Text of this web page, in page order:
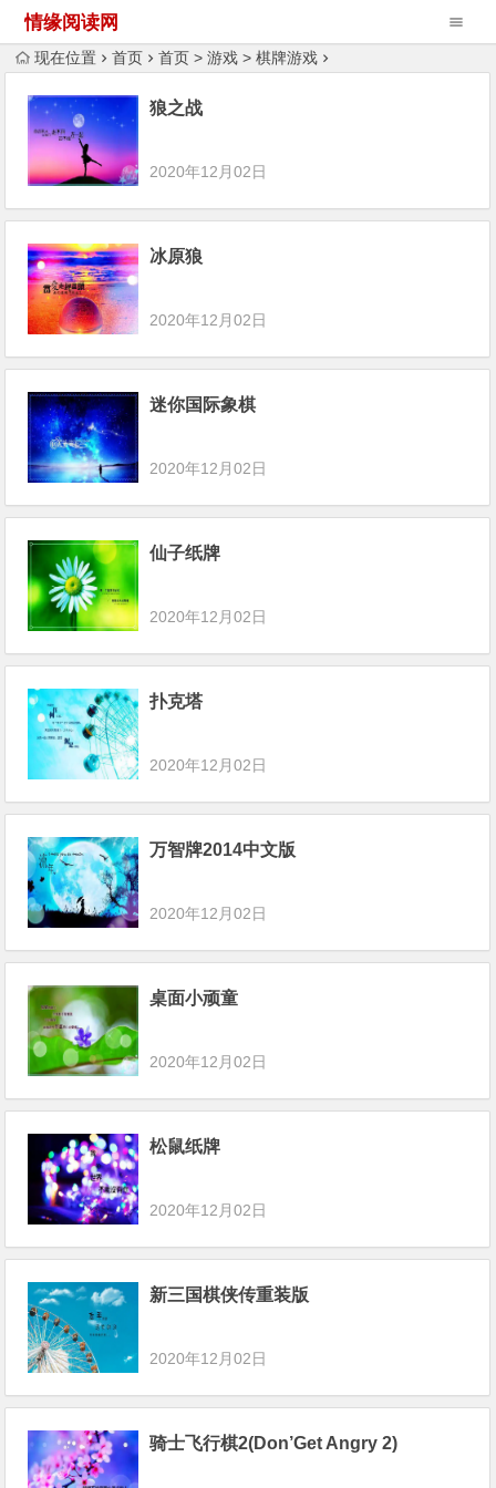
情缘阅读网
现在位置 首页 首页 >游戏 >棋牌游戏
狼之战
2020年12月02日
冰原狼
2020年12月02日
迷你国际象棋
2020年12月02日
仙子纸牌
2020年12月02日
扑克塔
2020年12月02日
万智牌2014中文版
2020年12月02日
桌面小顽童
2020年12月02日
松鼠纸牌
2020年12月02日
新三国棋侠传重装版
2020年12月02日
骑士飞行棋2(Don’Get Angry 2)